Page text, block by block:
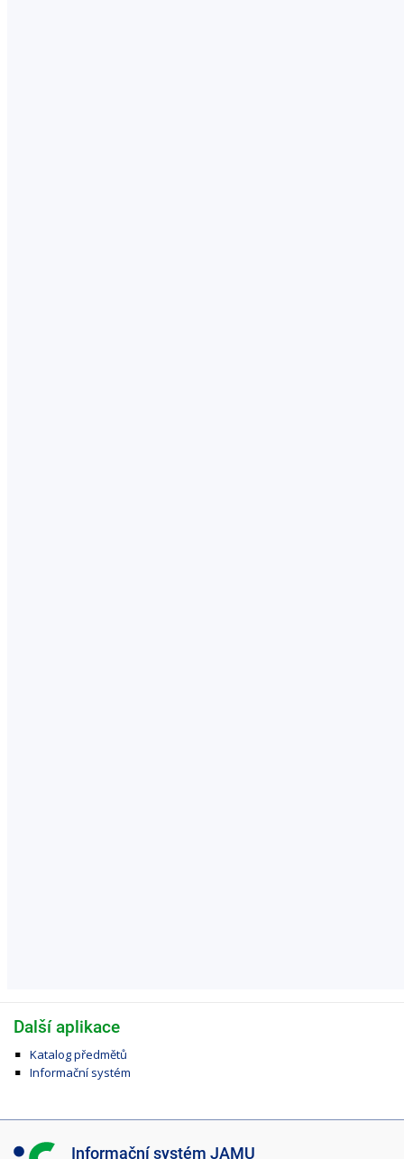
Další aplikace
Katalog předmětů
Informační systém
I Informační systém JAMU